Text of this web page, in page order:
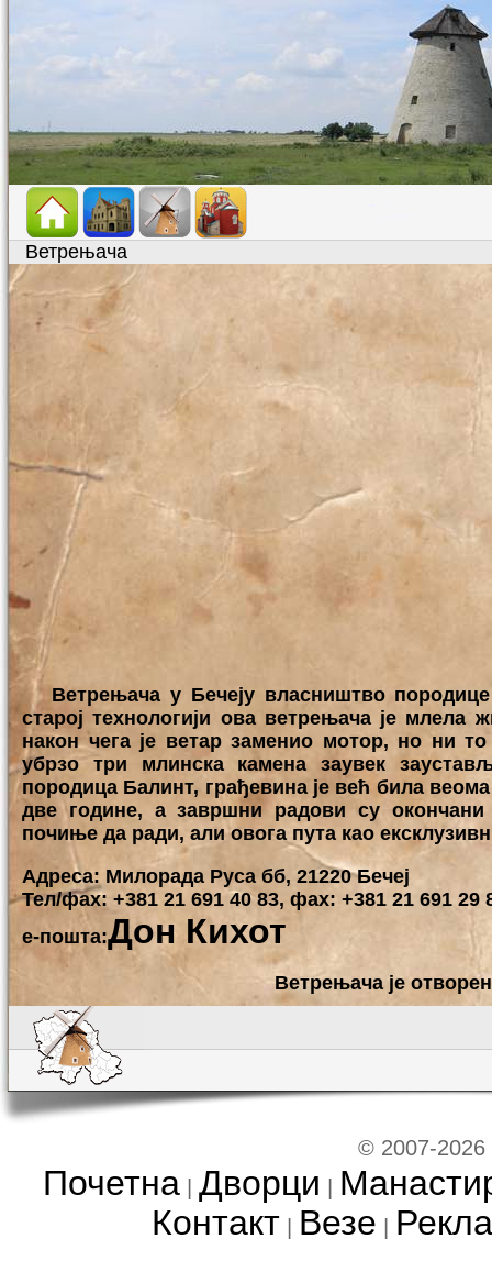
Ветрењача
Ветрењача у Бечеју власништво породице
старој технологији ова ветрењача је млела
након чега је ветар заменио мотор, но ни
убрзо три млинска камена заувек
породица Балинт, грађевина је већ била
две године, а завршни радови су
почиње да ради, али овога пута као
Адреса: Милорада Руса бб, 21220 Бечеј
Тел/фаx: +381 21 691 40 83, фаx: +381 21 691 29
е-пошта:Дон Кихот
Ветрењача је
© 2007-2026
Почетна Дворци
Контакт Везе